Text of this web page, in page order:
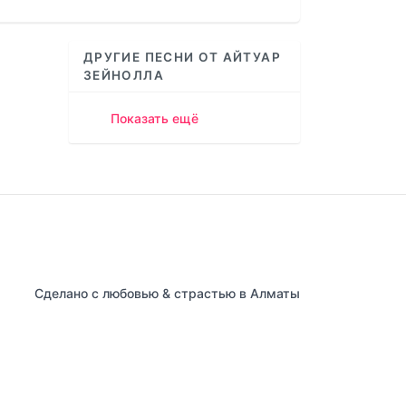
decrease
ДРУГИЕ ПЕСНИ ОТ АЙТУАР
ЗЕЙНОЛЛА
Показать ещё
Сделано с любовью & страстью в Алматы